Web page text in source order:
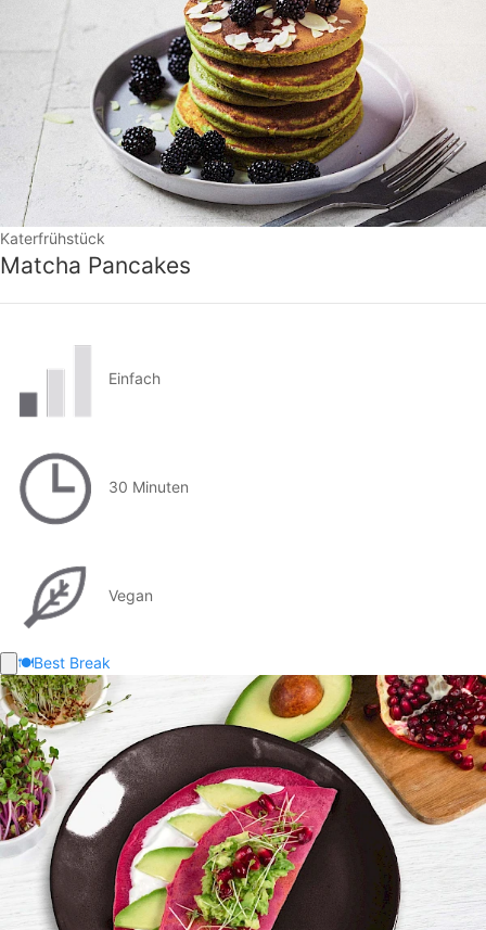
Katerfrühstück
Matcha Pancakes
Einfach
30 Minuten
Vegan
🍽️Best Break